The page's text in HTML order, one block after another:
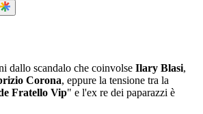
dallo scandalo che coinvolse Ilary Blasi,
Corona, eppure la tensione tra la
Fratello Vip" e l'ex re dei paparazzi è